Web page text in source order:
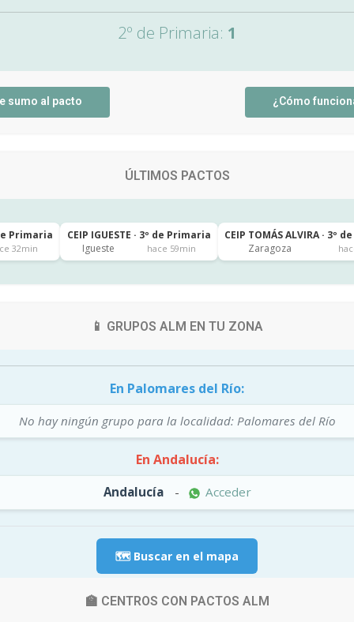
2º de Primaria: 1
sumo al pacto ¿Cómo
ÚLTIMOS PACTOS
Primaria
32min
CEIP IGUESTE · 3º de Primaria
Igueste
hace 59min
CEIP TOMÁS ALVIRA · 3º
Zaragoza
📱 GRUPOS ALM EN TU ZONA
En Palomares del Río:
No hay ningún grupo para la localidad: Palomares del Río
En Andalucía:
Andalucía - Acceder
🗺️ Buscar en el mapa
🏫 CENTROS CON PACTOS ALM